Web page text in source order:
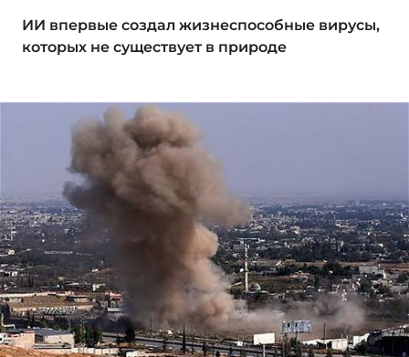
ИИ впервые создал жизнеспособные вирусы,
которых не существует в природе